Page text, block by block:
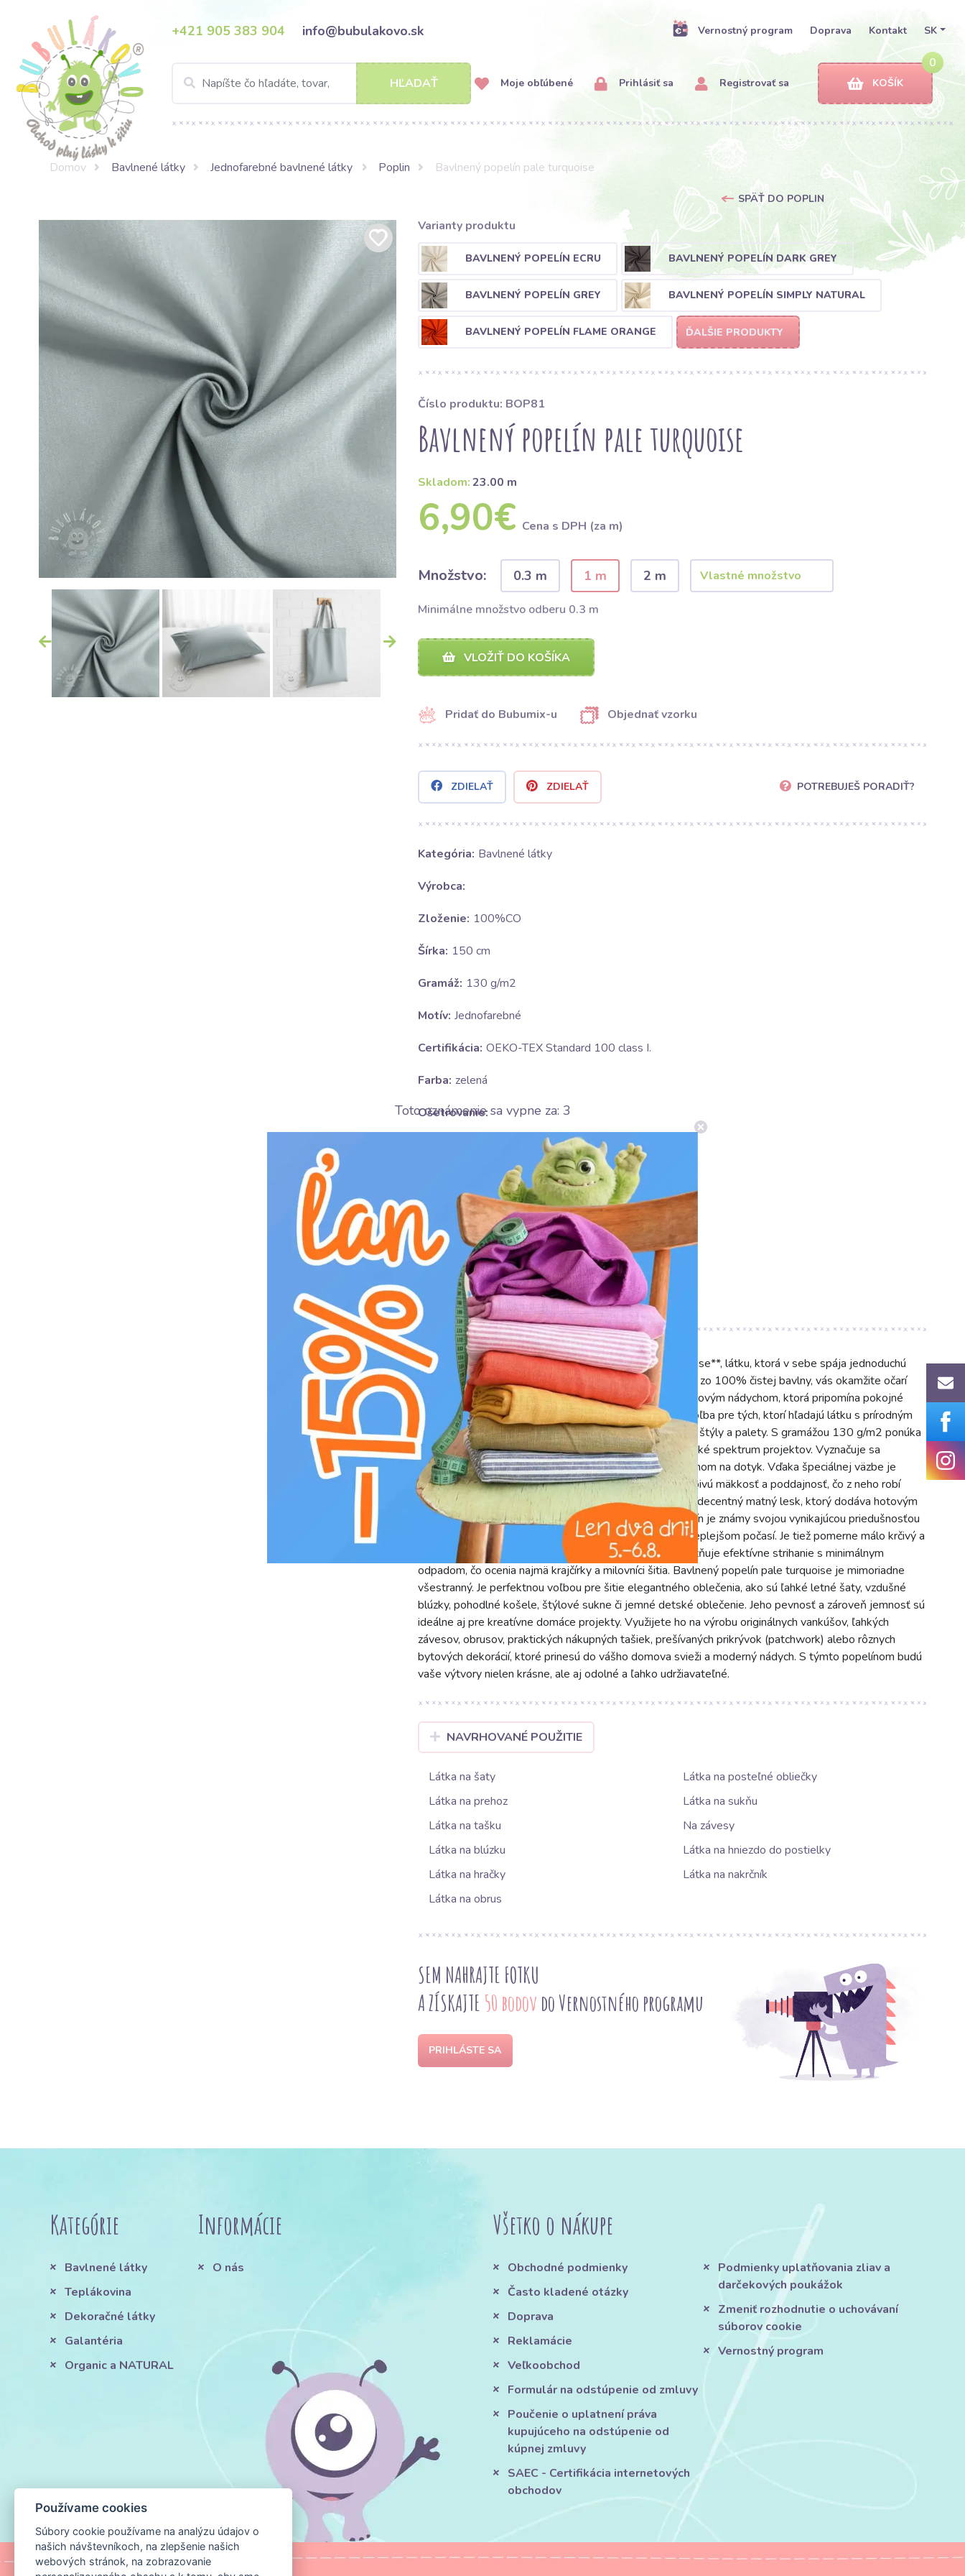
+421 905 383 904 info@bubulakovo.sk Vernostný program Doprava Kontakt SK
HĽADAŤ Moje obľúbené Prihlásiť sa Registrovať sa
0
KOŠÍK
Domov Bavlnené látky Jednofarebné bavlnené látky Poplin Bavlnený popelín pale turquoise
SPÄŤ DO POPLIN
Varianty produktu
BAVLNENÝ POPELÍN ECRU BAVLNENÝ POPELÍN DARK GREY
BAVLNENÝ POPELÍN GREY BAVLNENÝ POPELÍN SIMPLY NATURAL
BAVLNENÝ POPELÍN FLAME ORANGE ĎALŠIE PRODUKTY
Číslo produktu: BOP81
Bavlnený popelín pale turquoise
Skladom:23.00 m
6,90€ Cena s DPH (za m)
Množstvo: 0.3 m 1 m 2 m
Minimálne množstvo odberu 0.3 m
VLOŽIŤ DO KOŠÍKA
Pridať do Bubumix-u Objednať vzorku
ZDIELAŤ ZDIELAŤ POTREBUJEŠ PORADIŤ?
Kategória: Bavlnené látky
Výrobca:
Zloženie: 100%CO
Šírka: 150 cm
Gramáž: 130 g/m2
Motív: Jednofarebné
Certifikácia: OEKO-TEX Standard 100 class I.
Farba: zelená
Ošetrovanie:
žehliť na strednom stupni(150°C)
V v sušičke sušiť na nízkom stupni(do 60°C)
K nečistiť chemicky
g prať na 30°C
Predstavujeme vám náš **Bavlnený popelín pale turquoise**, látku, ktorá v sebe spája jednoduchú
eleganciu a výnimočnú praktickosť. Tento popelín, utkaný zo 100% čistej bavlny, vás okamžite očarí
svojím sviežim, jemným odtieňom svetlozelenej s tyrkysovým nádychom, ktorá pripomína pokojné
morské pobrežie alebo prvé jarné púčiky. Je to ideálna voľba pre tých, ktorí hľadajú látku s prírodným
zložením a upokojujúcou farbou, ktorá ľahko doplní rôzne štýly a palety. S gramážou 130 g/m2 ponúka
tento popelín strednú hmotnosť, ktorá je ideálna pre široké spektrum projektov. Vyznačuje sa
hladkým, kompaktným a zároveň veľmi príjemným povrchom na dotyk. Vďaka špeciálnej väzbe je
popelín pevný a odolný, no zároveň si zachováva prekvapivú mäkkosť a poddajnosť, čo z neho robí
veľmi pohodlný materiál na nosenie. Krásne splýva a má decentný matný lesk, ktorý dodáva hotovým
výrobkom sofistikovaný vzhľad. Navyše, bavlnený popelín je známy svojou vynikajúcou priedušnosťou
a schopnosťou absorbovať vlhkosť, čo oceníte najmä v teplejšom počasí. Je tiež pomerne málo krčivý a
ľahko sa udržiava. Šírka látky 150 cm je praktická a umožňuje efektívne strihanie s minimálnym
odpadom, čo ocenia najmä krajčírky a milovníci šitia. Bavlnený popelín pale turquoise je mimoriadne
všestranný. Je perfektnou voľbou pre šitie elegantného oblečenia, ako sú ľahké letné šaty, vzdušné
blúzky, pohodlné košele, štýlové sukne či jemné detské oblečenie. Jeho pevnosť a zároveň jemnosť sú
ideálne aj pre kreatívne domáce projekty. Využijete ho na výrobu originálnych vankúšov, ľahkých
závesov, obrusov, praktických nákupných tašiek, prešívaných prikrývok (patchwork) alebo rôznych
bytových dekorácií, ktoré prinesú do vášho domova svieži a moderný nádych. S týmto popelínom budú
vaše výtvory nielen krásne, ale aj odolné a ľahko udržiavateľné.
NAVRHOVANÉ POUŽITIE
Látka na šaty
Látka na posteľné obliečky
Látka na prehoz
Látka na sukňu
Látka na tašku
Na závesy
Látka na blúzku
Látka na hniezdo do postielky
Látka na hračky
Látka na nakrčník
Látka na obrus
SEM NAHRAJTE FOTKU
A ZÍSKAJTE 50 bodov do Vernostného programu
PRIHLÁSTE SA
Kategórie
Bavlnené látky
Teplákovina
Dekoračné látky
Galantéria
Organic a NATURAL
Informácie
O nás
Všetko o nákupe
Obchodné podmienky
Často kladené otázky
Doprava
Reklamácie
Veľkoobchod
Formulár na odstúpenie od zmluvy
Poučenie o uplatnení práva
kupujúceho na odstúpenie od
kúpnej zmluvy
SAEC - Certifikácia internetových
obchodov
Podmienky uplatňovania zliav a
darčekových poukážok
Zmeniť rozhodnutie o uchovávaní
súborov cookie
Vernostný program
Toto oznámenie sa vypne za: 2
Používame cookies
Súbory cookie používame na analýzu údajov o
našich návštevníkoch, na zlepšenie našich
webových stránok, na zobrazovanie